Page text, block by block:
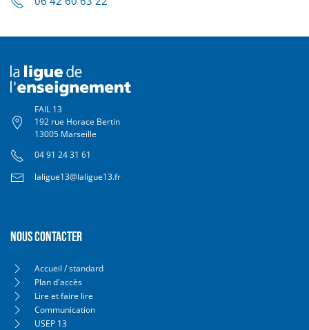
FAIL 13
192 rue Horace Bertin
13005 Marseille
04 91 24 31 61
laligue13@laligue13.fr
Nous contacter
Accueil / standard
Plan d'accès
Lire et faire lire
Communication
USEP 13